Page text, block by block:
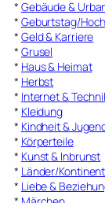
* Gebäude &
* Geburtstag/
* Geld & Karriere
* Grusel
* Haus & Heimat
* Herbst
* Internet &
* Kleidung
* Kindheit &
* Körperteile
* Kunst & Inbrunst
* Länder/
* Liebe &